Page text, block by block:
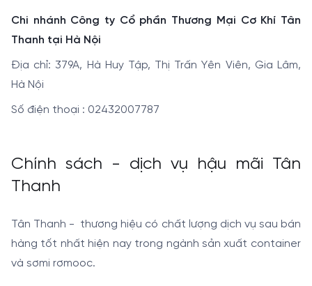
Chi nhánh Công ty Cổ phần Thương Mại Cơ Khí Tân
Thanh tại Hà Nội
Địa chỉ: 379A, Hà Huy Tập, Thị Trấn Yên Viên, Gia Lâm,
Hà Nội
Số điện thoại : 02432007787
Chính sách - dịch vụ hậu mãi Tân
Thanh
Tân Thanh - thương hiệu có chất lượng dịch vụ sau bán
hàng tốt nhất hiện nay trong ngành sản xuất container
và sơmi rơmooc.